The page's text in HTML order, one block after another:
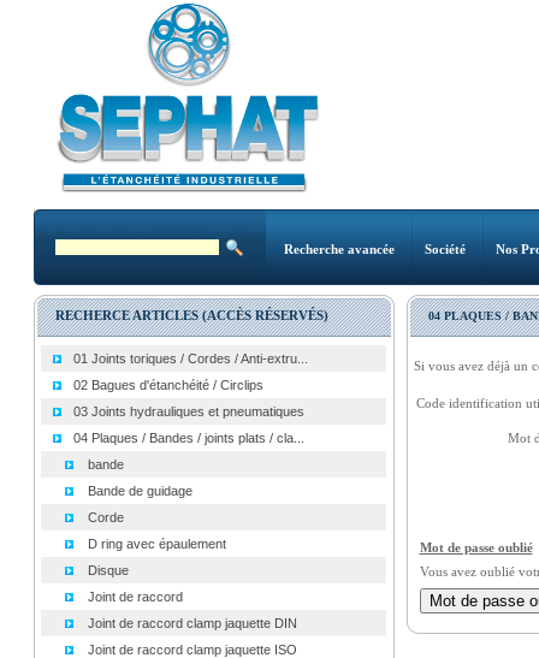
Recherche avancée Société Nos
RECHERCE ARTICLES (ACCÈS RÉSERVÉS)
01 Joints toriques / Cordes / Anti-extru...
02 Bagues d'étanchéité / Circlips
03 Joints hydrauliques et pneumatiques
04 Plaques / Bandes / joints plats / cla...
bande
Bande de guidage
Corde
D ring avec épaulement
Disque
Joint de raccord
Joint de raccord clamp jaquette DIN
Joint de raccord clamp jaquette ISO
04 PLAQUES /
Si vous avez déjà un
Code identification
Mot
Mot de passe oublié
Vous avez oublié